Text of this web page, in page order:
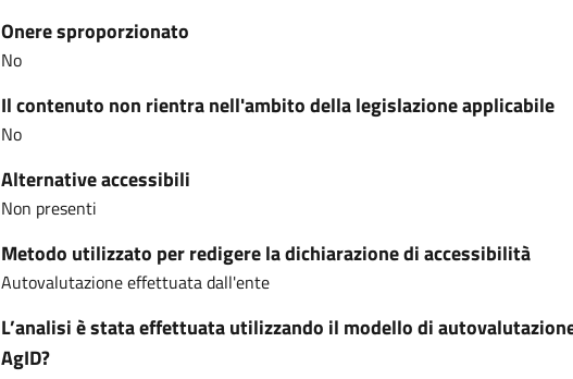
Onere sproporzionato
No
Il contenuto non rientra nell'ambito della legislazione applicabile
No
Alternative accessibili
Non presenti
Metodo utilizzato per redigere la dichiarazione di accessibilità
Autovalutazione effettuata dall'ente
L’analisi è stata effettuata utilizzando il modello di
AgID?